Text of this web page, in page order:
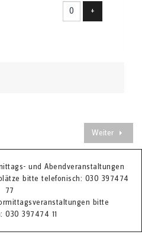
+
Weiter
und Abendveranstaltungen
bitte telefonisch: 030 397474
77
bitte
030 397474 11